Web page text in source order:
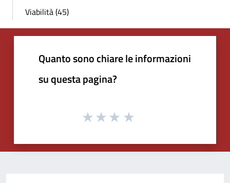
Viabilità (45)
Quanto sono chiare le informazioni
su questa pagina?